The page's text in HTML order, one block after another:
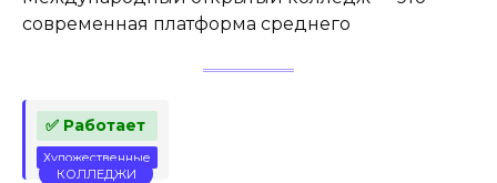
современная платформа среднего
✅ Работает
Художественные
КОЛЛЕДЖИ